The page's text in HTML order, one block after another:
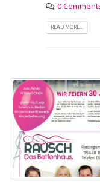
0
READ MORE...